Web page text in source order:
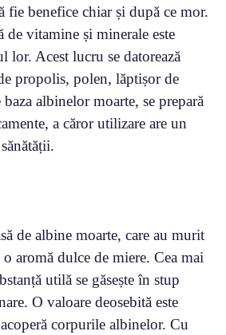
fie benefice chiar și după ce mor.
de vitamine și minerale este
lor. Acest lucru se datorează
propolis, polen, lăptișor de
albinelor moarte, se prepară
a căror utilizare are un
de albine moarte, care au murit
aromă dulce de miere. Cea mai
utilă se găsește în stup
O valoare deosebită este
corpurile albinelor. Cu